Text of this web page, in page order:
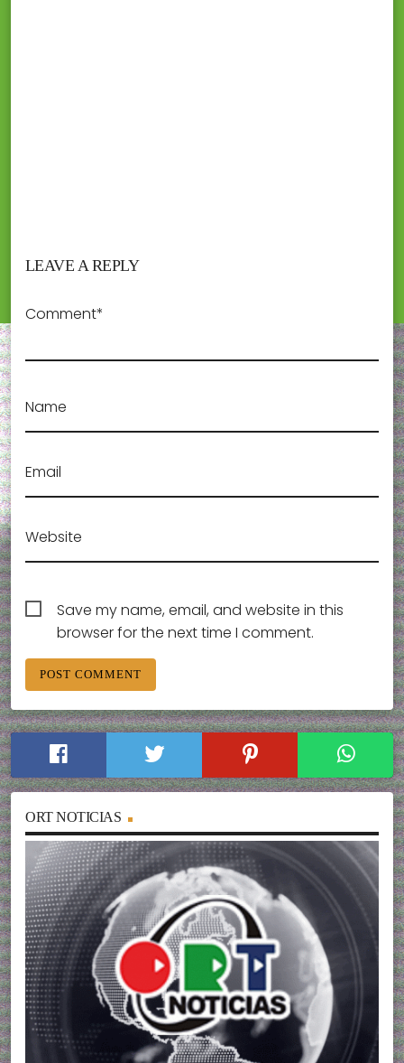
LEAVE A REPLY
Comment*
Name
Email
Website
Save my name, email, and website in this
browser for the next time I comment.
ORT NOTICIAS